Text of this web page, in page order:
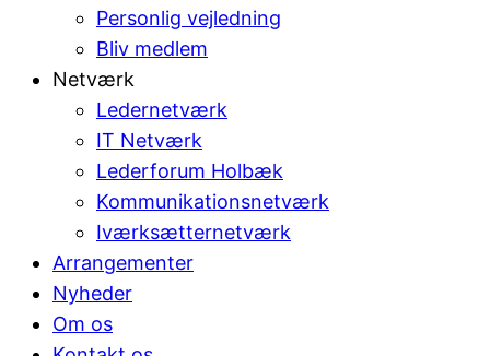
Personlig vejledning
Bliv medlem
Netværk
Ledernetværk
IT Netværk
Lederforum Holbæk
Kommunikationsnetværk
Iværksætternetværk
Arrangementer
Nyheder
Om os